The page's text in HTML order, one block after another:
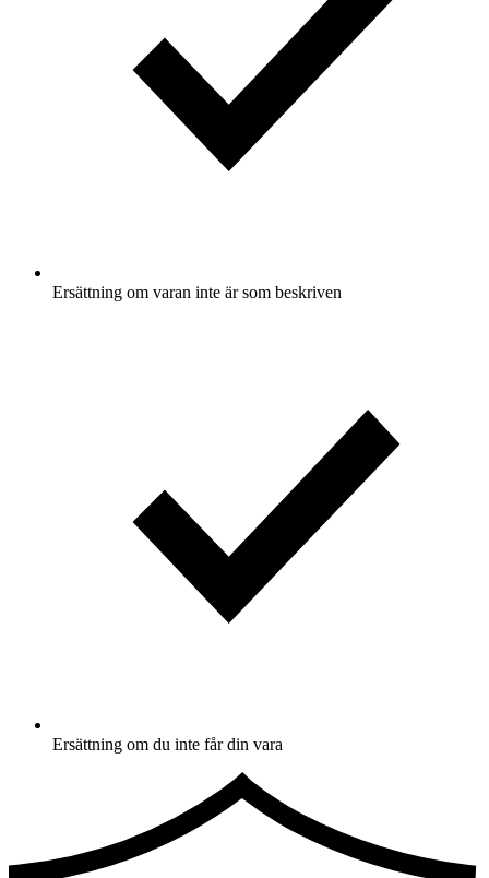
Ersättning om varan inte är som beskriven
Ersättning om du inte får din vara